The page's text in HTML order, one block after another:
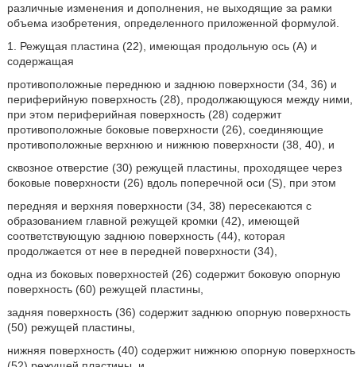
различные изменения и дополнения, не выходящие за рамки
объема изобретения, определенного приложенной формулой.
1. Режущая пластина (22), имеющая продольную ось (А) и
содержащая
противоположные переднюю и заднюю поверхности (34, 36) и
периферийную поверхность (28), продолжающуюся между ними,
при этом периферийная поверхность (28) содержит
противоположные боковые поверхности (26), соединяющие
противоположные верхнюю и нижнюю поверхности (38, 40), и
сквозное отверстие (30) режущей пластины, проходящее через
боковые поверхности (26) вдоль поперечной оси (S), при этом
передняя и верхняя поверхности (34, 38) пересекаются с
образованием главной режущей кромки (42), имеющей
соответствующую заднюю поверхность (44), которая
продолжается от нее в передней поверхности (34),
одна из боковых поверхностей (26) содержит боковую опорную
поверхность (60) режущей пластины,
задняя поверхность (36) содержит заднюю опорную поверхность
(50) режущей пластины,
нижняя поверхность (40) содержит нижнюю опорную поверхность